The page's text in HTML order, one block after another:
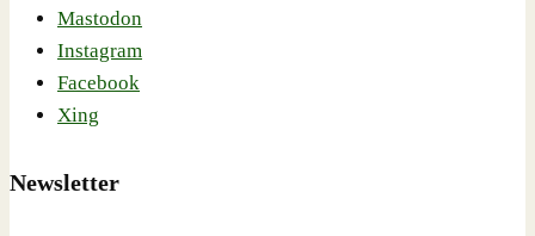
Mastodon
Instagram
Facebook
Xing
Newsletter